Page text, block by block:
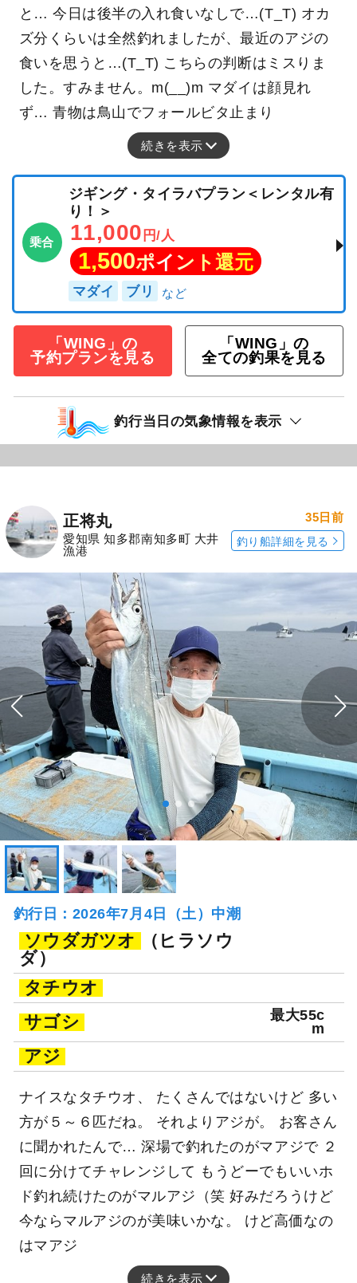
と… 今日は後半の入れ食いなしで…(T_T) オカ
ズ分くらいは全然釣れましたが、最近のアジの
食いを思うと…(T_T) こちらの判断はミスりま
した。すみません。m(__)m マダイは顔見れ
ず… 青物は鳥山でフォールビタ止まり
続きを表示
乗合
ジギング・タイラバプラン＜レンタル有
り！＞
11,000 円/人
1,500ポイント還元
マダイ ブリ
「WING」の
予約プランを見る
「WING」の
全ての釣果を見る
釣行当日の気象情報を表示
正将丸
愛知県 知多郡南知多町 大井
漁港
35日前
釣り船詳細を見る
釣行日：2026年7月4日（土）中潮
ソウダガツオ
（ヒラソウ
ダ）
タチウオ
サゴシ
最大55c
m
アジ
ナイスなタチウオ、 たくさんではないけど 多い
方が５～６匹だね。 それよりアジが。 お客さん
に聞かれたんで… 深場で釣れたのがマアジで ２
回に分けてチャレンジして もうどーでもいいホ
ド釣れ続けたのがマルアジ（笑 好みだろうけど
今ならマルアジのが美味いかな。 けど高価なの
はマアジ
続きを表示